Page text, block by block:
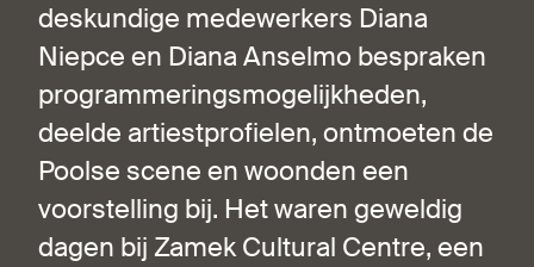
deskundige medewerkers Diana
Niepce en Diana Anselmo bespraken
programmeringsmogelijkheden,
deelde artiestprofielen, ontmoeten de
Poolse scene en woonden een
voorstelling bij. Het waren geweldig
dagen bij Zamek Cultural Centre, een